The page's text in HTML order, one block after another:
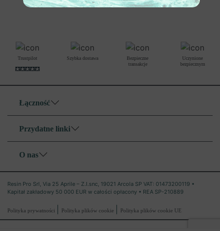
Trustpilot Szybka dostawa
Bezpieczne
transakcje
Uczynione
bezpiecznym
Łączność
Przydatne linki
O nas
Resin Pro Srl, Via 25 Aprile – Z.I.snc, 19021 Arcola SP VAT: 01473200119 •
Kapitał zakładowy 50 000 EUR w całości opłacony • REA SP-210889
Polityka prywatności Polityka plików cookie Polityka plików cookie UE